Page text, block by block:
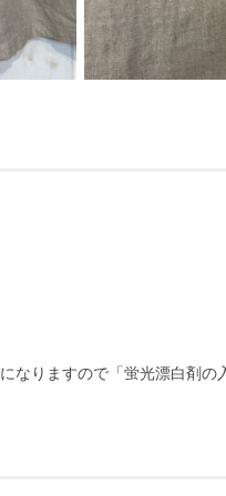
りますので「蛍光漂白剤の